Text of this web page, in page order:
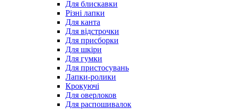
Для блискавки
Різні лапки
Для канта
Для відстрочки
Для присборки
Для шкіри
Для гумки
Для пристосувань
Лапки-ролики
Крокуючі
Для оверлоков
Для распошивалок